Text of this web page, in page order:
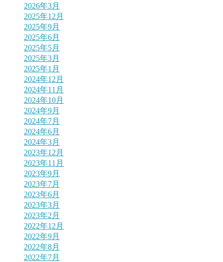
2026年3月
2025年12月
2025年9月
2025年6月
2025年5月
2025年3月
2025年1月
2024年12月
2024年11月
2024年10月
2024年9月
2024年7月
2024年6月
2024年3月
2023年12月
2023年11月
2023年9月
2023年7月
2023年6月
2023年3月
2023年2月
2022年12月
2022年9月
2022年8月
2022年7月